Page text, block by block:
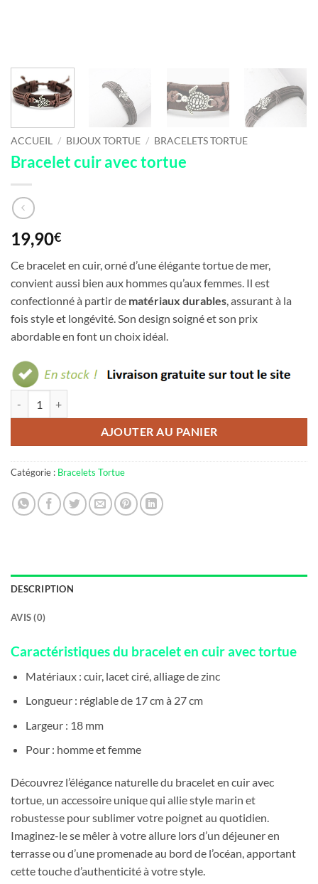
ACCUEIL / BIJOUX TORTUE / BRACELETS TORTUE
Bracelet cuir avec tortue
19,90€
Ce bracelet en cuir, orné d’une élégante tortue de mer,
convient aussi bien aux hommes qu’aux femmes. Il est
confectionné à partir de matériaux durables, assurant à la
fois style et longévité. Son design soigné et son prix
abordable en font un choix idéal.
AJOUTER AU PANIER
Catégorie : Bracelets Tortue
DESCRIPTION
AVIS (0)
Caractéristiques du bracelet en cuir avec tortue
Matériaux : cuir, lacet ciré, alliage de zinc
Longueur : réglable de 17 cm à 27 cm
Largeur : 18 mm
Pour : homme et femme
Découvrez l’élégance naturelle du bracelet en cuir avec
tortue, un accessoire unique qui allie style marin et
robustesse pour sublimer votre poignet au quotidien.
Imaginez-le se mêler à votre allure lors d’un déjeuner en
terrasse ou d’une promenade au bord de l’océan, apportant
cette touche d’authenticité à votre style.